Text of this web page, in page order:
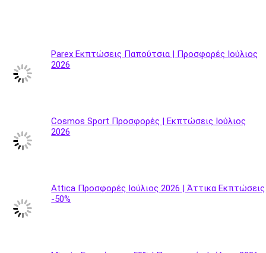
Parex Εκπτώσεις Παπούτσια | Προσφορές Ιούλιος
2026
Cosmos Sport Προσφορές | Εκπτώσεις Ιούλιος
2026
Attica Προσφορές Ιούλιος 2026 | Άττικα Εκπτώσεις
-50%